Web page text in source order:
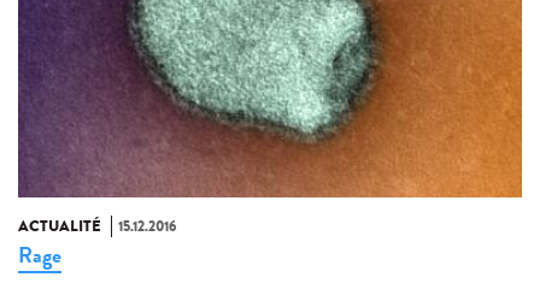
ACTUALITÉ 15.12.2016
Rage